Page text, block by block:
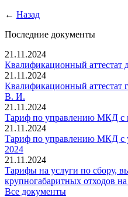
← Назад
Последние документы
21.11.2024
Квалификационный аттестат
21.11.2024
Квалификационный аттестат
В. И.
21.11.2024
Тариф по управлению МКД с
21.11.2024
Тариф по управлению МКД с
2024
21.11.2024
Тарифы на услуги по сбору,
крупногабаритных отходов
Все документы